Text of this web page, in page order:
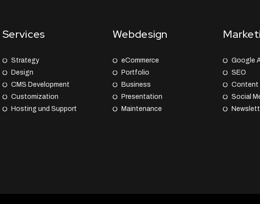
Services
Strategy
Design
CMS Development
Customization
Hosting und Support
Webdesign
eCommerce
Portfolio
Business
Presentation
Maintenance
Google
SEO
Content
Social